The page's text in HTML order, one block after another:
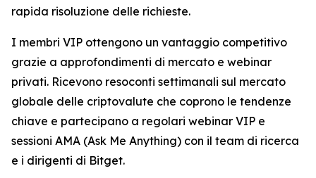
rapida risoluzione delle richieste.
I membri VIP ottengono un vantaggio competitivo
grazie a approfondimenti di mercato e webinar
privati. Ricevono resoconti settimanali sul mercato
globale delle criptovalute che coprono le tendenze
chiave e partecipano a regolari webinar VIP e
sessioni AMA (Ask Me Anything) con il team di ricerca
e i dirigenti di Bitget.